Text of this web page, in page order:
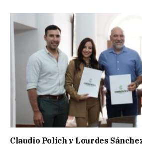
Claudio Polich y Lourdes